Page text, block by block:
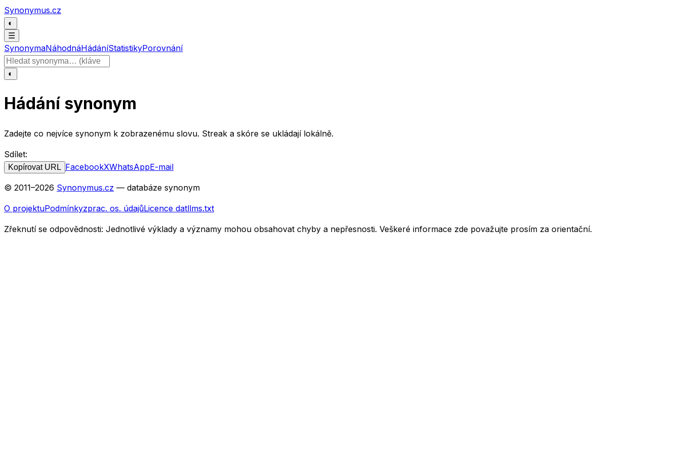
Přeskočit na obsah
Synonymus.cz
◐
☰
SynonymaNáhodnáHádáníStatistikyPorovnání
Hledat slovo
◐
Hádání synonym
Zadejte co nejvíce synonym k zobrazenému slovu. Streak a skóre se ukládají lokálně.
Sdílet:
Kopírovat URL FacebookXWhatsAppE-mail
© 2011–2026 Synonymus.cz — databáze synonym
O projektuPodmínkyzprac. os. údajůLicence datllms.txt
Zřeknutí se odpovědnosti: Jednotlivé výklady a významy mohou obsahovat chyby a nepřesnosti. Veškeré informace zde považujte prosím za orientační.